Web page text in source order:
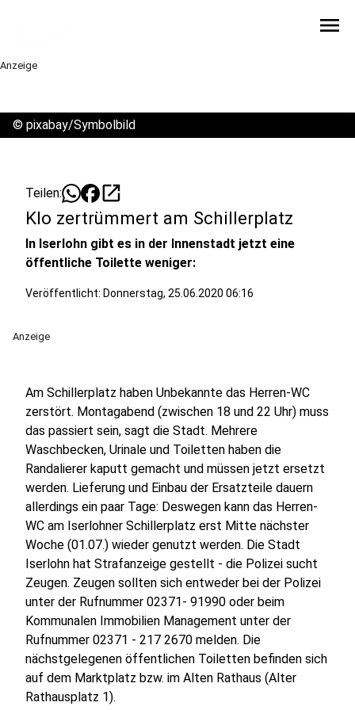
menu
Anzeige
© pixabay/Symbolbild
Teilen: open_in_new
Klo zertrümmert am Schillerplatz
In Iserlohn gibt es in der Innenstadt jetzt eine
öffentliche Toilette weniger:
Veröffentlicht: Donnerstag, 25.06.2020 06:16
Anzeige
Am Schillerplatz haben Unbekannte das Herren-WC
zerstört. Montagabend (zwischen 18 und 22 Uhr) muss
das passiert sein, sagt die Stadt. Mehrere
Waschbecken, Urinale und Toiletten haben die
Randalierer kaputt gemacht und müssen jetzt ersetzt
werden. Lieferung und Einbau der Ersatzteile dauern
allerdings ein paar Tage: Deswegen kann das Herren-
WC am Iserlohner Schillerplatz erst Mitte nächster
Woche (01.07.) wieder genutzt werden. Die Stadt
Iserlohn hat Strafanzeige gestellt - die Polizei sucht
Zeugen. Zeugen sollten sich entweder bei der Polizei
unter der Rufnummer 02371- 91990 oder beim
Kommunalen Immobilien Management unter der
Rufnummer 02371 - 217 2670 melden. Die
nächstgelegenen öffentlichen Toiletten befinden sich
auf dem Marktplatz bzw. im Alten Rathaus (Alter
Rathausplatz 1).